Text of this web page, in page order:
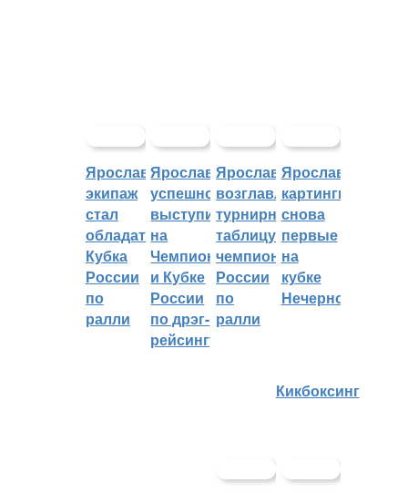
Ярославский
экипаж
стал
обладателем
Кубка
России
по
ралли
Ярославцы
успешно
выступили
на
Чемпионате
и Кубке
России
по дрэг-
рейсингу
Ярославцы
возглавляют
турнирную
таблицу
чемпионата
России
по
ралли
Ярославские
картингисты
снова
первые
на
кубке
Нечерноземья
Кикбоксинг